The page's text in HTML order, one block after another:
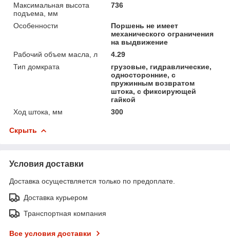
Максимальная высота
подъема, мм
736
Особенности
Поршень не имеет
механического ограничения
на выдвижение
Рабочий объем масла, л
4.29
Тип домкрата
грузовые, гидравлические,
односторонние, с
пружинным возвратом
штока, с фиксирующей
гайкой
Ход штока, мм
300
Скрыть
Условия доставки
Доставка осуществляется только по предоплате.
Доставка курьером
Транспортная компания
Все условия доставки